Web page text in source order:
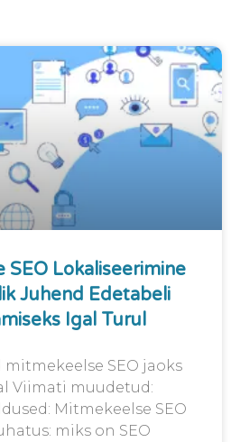
SEO Lokaliseerimine
Juhend Edetabeli
Igal Turul
SEO jaoks
Viimati muudetud:
Mitmekeelse SEO
miks on SEO